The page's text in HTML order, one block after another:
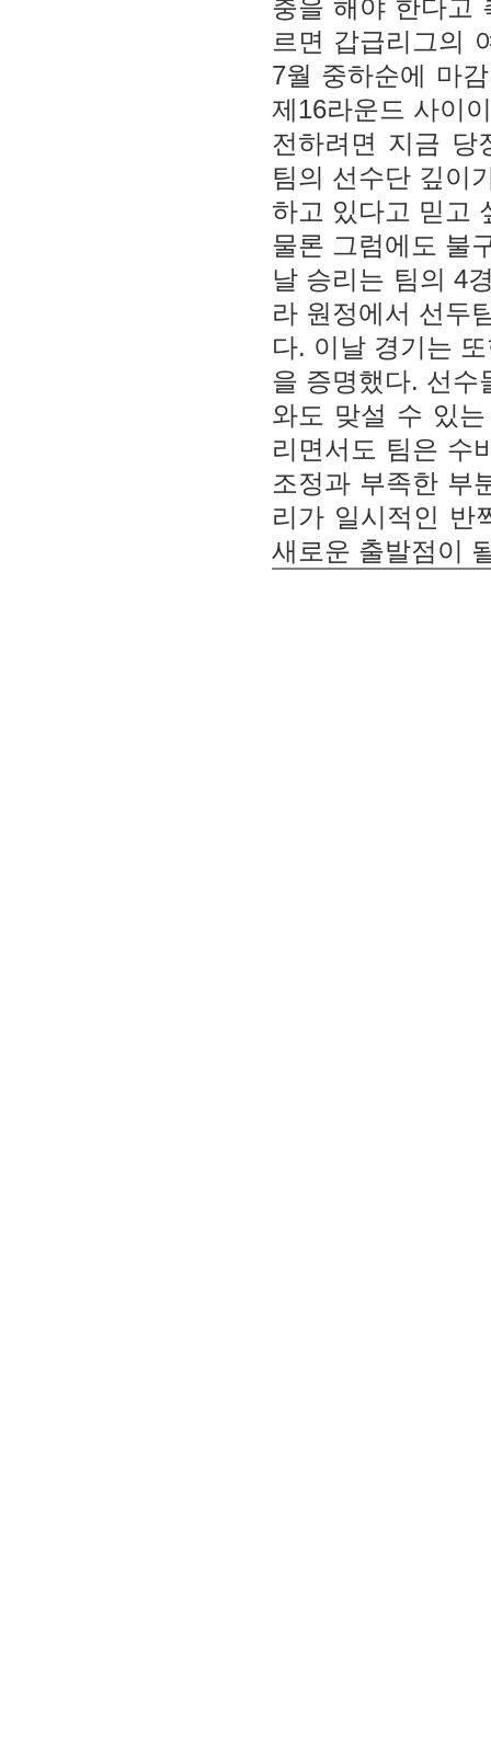
충을 해야 한다고
르면 갑급리그의
7월 중하순에 마
제16라운드 사이
전하려면 지금 당
팀의 선수단 깊이
하고 있다고 믿고
물론 그럼에도 불
날 승리는 팀의 4
라 원정에서 선두
다. 이날 경기는
을 증명했다. 선수
와도 맞설 수 있
리면서도 팀은 수
조정과 부족한 부
리가 일시적인 반
새로운 출발점이